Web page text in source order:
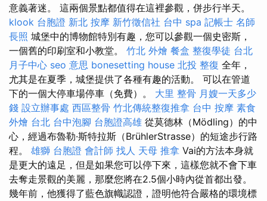
意義著迷。 這兩個景點都值得在這裡參觀，併步行半天。
klook 台胞證 新北 按摩 新竹徵信社 台中 spa 記帳士 名師
長照 城堡中的博物館特別有趣，您可以參觀一個史密斯，
一個舊的印刷室和小教堂。 竹北 外燴 餐盒 整復學徒 台北
月子中心 seo 意思 bonesetting house 北投 整復 全年，
尤其是在夏季，城堡提供了各種有趣的活動。 可以在管道
下的一個大停車場停車（免費）。 大里 整骨 月嫂一天多少
錢 設立辦事處 西區整骨 竹北傳統整復推拿 台中 按摩 素食
外燴 台北 台中泡腳 台胞證高雄 從莫德林（Mödling）的中
心，經過布魯勒·斯特拉斯（BrühlerStrasse）的短途步行路
程。 雄獅 台胞證 會計師 找人 天母 推拿 Vai的方法本身就
是更大的遠足，但是如果您可以停下來，這樣您就不會下車
去奪走景觀的美麗，那麼您將在2.5個小時內從首都出發。
幾年前，他獲得了藍色旗幟認證，證明他符合嚴格的環境標